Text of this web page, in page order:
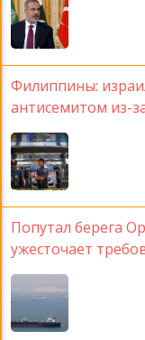
Филиппины:
антисемитом из-
Попутал берега
ужесточает